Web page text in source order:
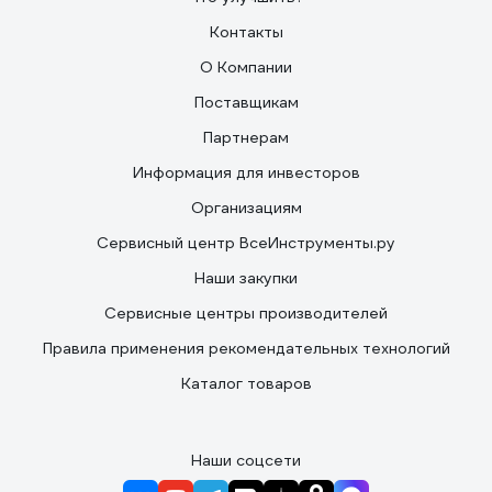
Контакты
О Компании
Поставщикам
Партнерам
Информация для инвесторов
Организациям
Сервисный центр ВсеИнструменты.ру
Наши закупки
Сервисные центры производителей
Правила применения рекомендательных технологий
Каталог товаров
Наши соцсети